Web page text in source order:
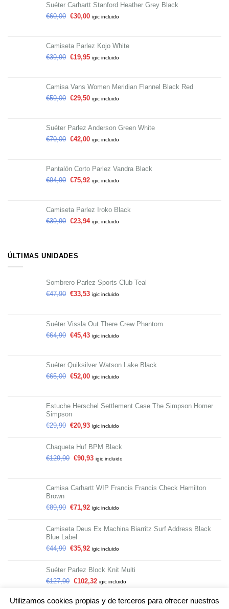
Suéter Carhartt Stanford Heather Grey Black
€60,00 €30,00 igic incluido
Camiseta Parlez Kojo White
€39,90 €19,95 igic incluido
Camisa Vans Women Meridian Flannel Black Red
€59,00 €29,50 igic incluido
Suéter Parlez Anderson Green White
€70,00 €42,00 igic incluido
Pantalón Corto Parlez Vandra Black
€94,90 €75,92 igic incluido
Camiseta Parlez Iroko Black
€39,90 €23,94 igic incluido
ÚLTIMAS UNIDADES
Sombrero Parlez Sports Club Teal
€47,90 €33,53 igic incluido
Suéter Vissla Out There Crew Phantom
€64,90 €45,43 igic incluido
Suéter Quiksilver Watson Lake Black
€65,00 €52,00 igic incluido
Estuche Herschel Settlement Case The Simpson Homer
Simpson
€29,90 €20,93 igic incluido
Chaqueta Huf BPM Black
€129,90 €90,93 igic incluido
Camisa Carhartt WIP Francis Francis Check Hamilton
Brown
€89,90 €71,92 igic incluido
Camiseta Deus Ex Machina Biarritz Surf Address Black
Blue Label
€44,90 €35,92 igic incluido
Suéter Parlez Block Knit Multi
€127,90 €102,32 igic incluido
Utilizamos cookies propias y de terceros para ofrecer nuestros